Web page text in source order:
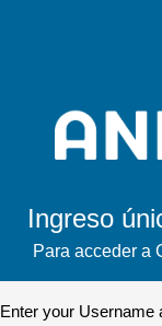
Ingreso
Para acceder a
Enter your Username